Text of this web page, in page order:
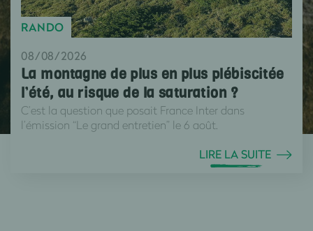
RANDO
08/08/2026
La montagne de plus en plus plébiscitée
l’été, au risque de la saturation ?
C’est la question que posait France Inter dans
l’émission “Le grand entretien” le 6 août.
LIRE LA SUITE